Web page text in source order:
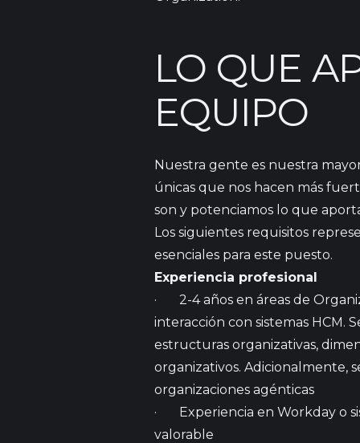
LO QUE
EQUIPO
Nuestra gente es nuestra
únicas que nos hacen más
son y potenciamos lo que
Los siguientes requisitos
esenciales para este puesto.
Experiencia profesional
· 2-4 años en áreas de
interacción con sistemas HCM.
estructuras organizativas,
organizativos. Adicionalmente,
organizaciones agénticas
· Experiencia en Workday o
valorable